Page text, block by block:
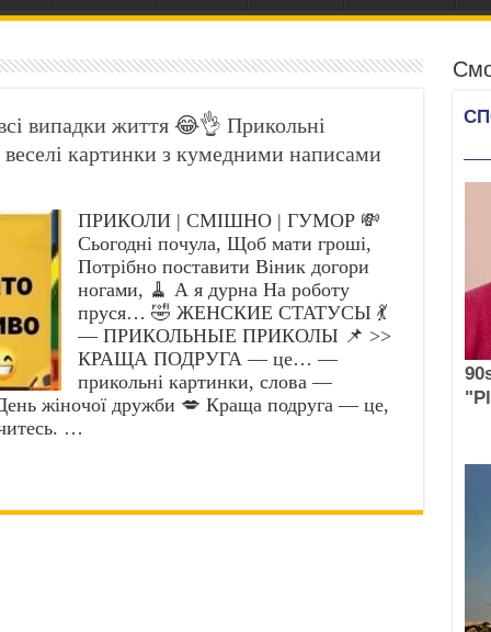
життя 😂👌 Прикольні
картинки з кумедними написами
ПРИКОЛИ | СМІШНО | ГУМОР 💸
Сьогодні почула, Щоб мати гроші,
Потрібно поставити Віник догори
ногами, 🧹 А я дурна На роботу
пруся… 🤣 ЖЕНСКИЕ СТАТУСЫ 💃
— ПРИКОЛЬНЫЕ ПРИКОЛЫ 📌 >>
КРАЩА ПОДРУГА — це… —
прикольні картинки, слова —
жіночої дружби 💋 Краща подруга — це,
…